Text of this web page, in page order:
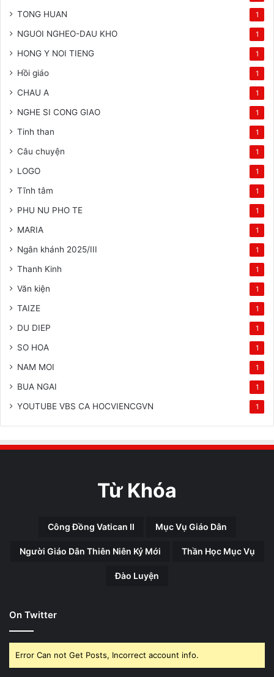
TONG HUAN 1
NGUOI NGHEO-DAU KHO 1
HONG Y NOI TIENG 1
Hồi giáo 1
CHAU A 1
NGHE SI CONG GIAO 1
Tinh than 1
Câu chuyện 1
LOGO 1
Tĩnh tâm 1
PHU NU PHO TE 1
MARIA 1
Ngân khánh 2025/III 1
Thanh Kinh 1
Văn kiện 1
TAIZE 1
DU DIEP 1
SO HOA 1
NAM MOI 1
BUA NGAI 1
YOUTUBE VBS CA HOCVIENCGVN 1
Từ Khóa
Công Đồng Vatican II Mục Vụ Giáo Dân
Người Giáo Dân Thiên Niên Kỷ Mới Thần Học Mục Vụ
Đào Luyện
On Twitter
Error Can not Get Posts, Incorrect account info.